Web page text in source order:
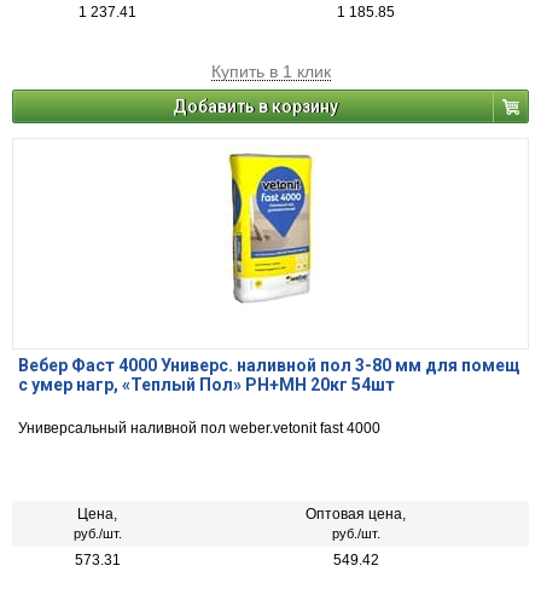
1 237.41 1 185.85
Купить в 1 клик
Добавить в корзину
Вебер Фаст 4000 Универс. наливной пол 3-80 мм для помещ
с умер нагр, «Теплый Пол» РН+МН 20кг 54шт
Универсальный наливной пол weber.vetonit fast 4000
Цена,
руб./шт.
Оптовая цена,
руб./шт.
573.31 549.42